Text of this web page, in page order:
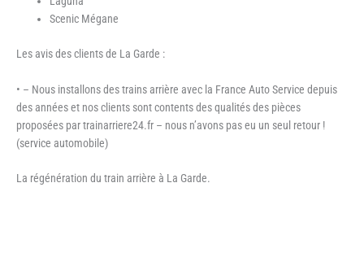
Scenic Mégane
Les avis des clients de La Garde :
• – Nous installons des trains arrière avec la France Auto Service depuis
des années et nos clients sont contents des qualités des pièces
proposées par trainarriere24.fr – nous n’avons pas eu un seul retour !
(service automobile)
La régénération du train arrière à La Garde.